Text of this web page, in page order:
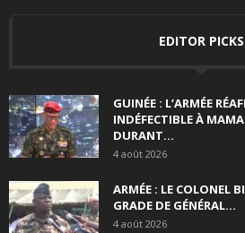
EDITOR PICKS
GUINÉE : L’ARMÉE
INDÉFECTIBLE À
DURANT...
4 août 2026
ARMÉE : LE COLONEL
GRADE DE GÉNÉRAL...
4 août 2026